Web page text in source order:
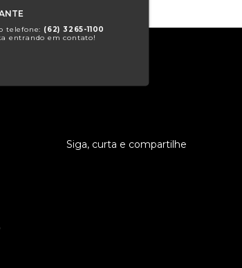
telefone: (62) 3265-1100
entrando em contato!
Siga, curta e compartilhe